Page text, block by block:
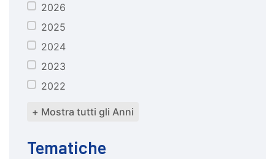
anno2026
2025
2024
2023
2022
+ Mostra tutti gli Anni
Tematiche